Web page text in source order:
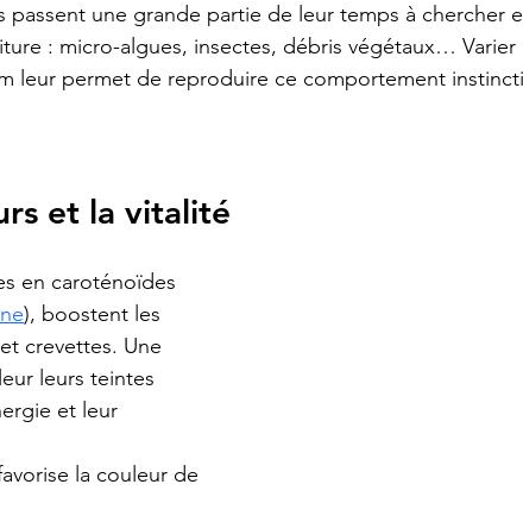
passent une grande partie de leur temps à chercher
: micro-algues, insectes, débris végétaux… Varier
leur permet de reproduire ce comportement
et la vitalité
en caroténoïdes
), boostent les
crevettes. Une
leurs teintes
et leur
la couleur de